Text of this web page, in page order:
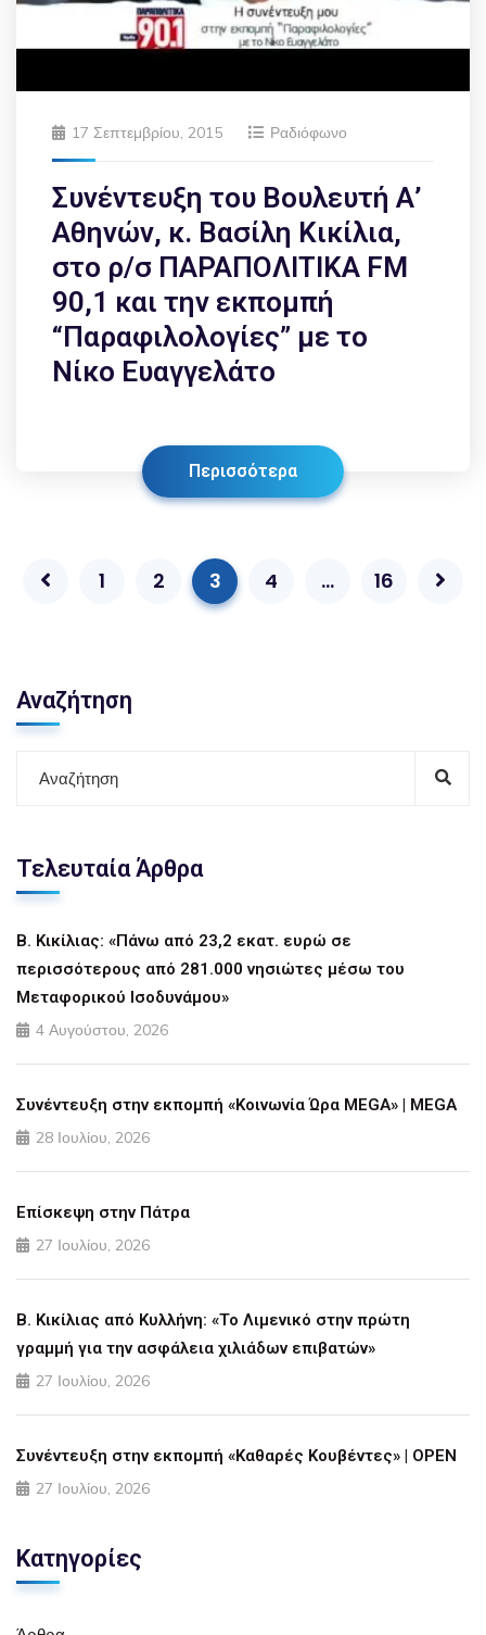
17 Σεπτεμβρίου, 2015 Ραδιόφωνο
Συνέντευξη του Βουλευτή Α’
Αθηνών, κ. Βασίλη Κικίλια,
στο ρ/σ ΠΑΡΑΠΟΛΙΤΙΚΑ FM
90,1 και την εκπομπή
“Παραφιλολογίες” με το
Νίκο Ευαγγελάτο
Περισσότερα
1 2 3 4 … 16
Αναζήτηση
Τελευταία Άρθρα
Β. Κικίλιας: «Πάνω από 23,2 εκατ. ευρώ σε
περισσότερους από 281.000 νησιώτες μέσω του
Μεταφορικού Ισοδυνάμου»
4 Αυγούστου, 2026
Συνέντευξη στην εκπομπή «Κοινωνία Ώρα MEGA» | MEGA
28 Ιουλίου, 2026
Επίσκεψη στην Πάτρα
27 Ιουλίου, 2026
Β. Κικίλιας από Κυλλήνη: «Το Λιμενικό στην πρώτη
γραμμή για την ασφάλεια χιλιάδων επιβατών»
27 Ιουλίου, 2026
Συνέντευξη στην εκπομπή «Καθαρές Κουβέντες» | OPEN
27 Ιουλίου, 2026
Κατηγορίες